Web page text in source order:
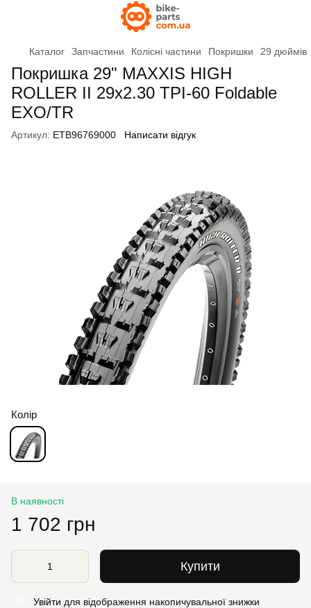
Каталог Запчастини Колісні частини Покришки 29 дюймів
Покришка 29" MAXXIS HIGH
ROLLER II 29x2.30 TPI-60 Foldable
EXO/TR
Артикул: ETB96769000 Написати відгук
Колір
В наявності
1 702 грн
Купити
Увійти для відображення накопичувальної знижки